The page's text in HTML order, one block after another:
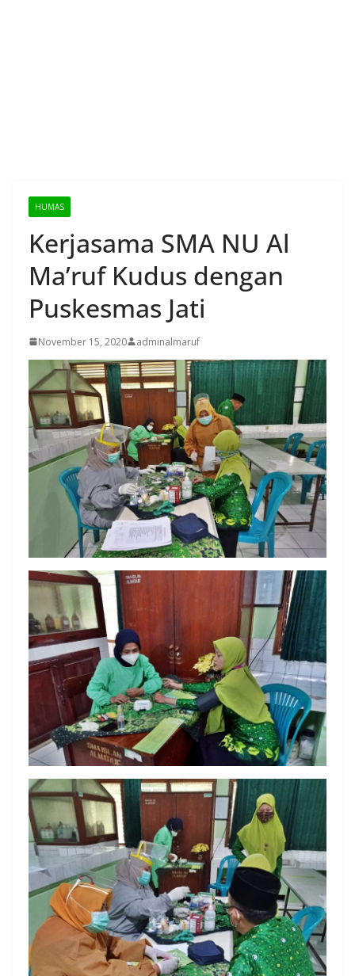
HUMAS
Kerjasama SMA NU Al
Ma’ruf Kudus dengan
Puskesmas Jati
November 15, 2020 adminalmaruf